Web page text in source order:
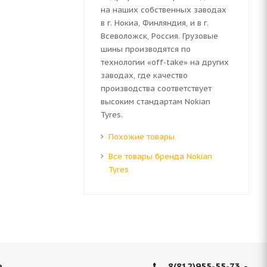
на наших собственных заводах
в г. Нокиа, Финляндия, и в г.
Всеволожск, Россия. Грузовые
шины производятся по
технологии «off-take» на других
заводах, где качество
производства соответствует
высоким стандартам Nokian
Tyres.
Похожие товары
Все товары бренда Nokian
Tyres